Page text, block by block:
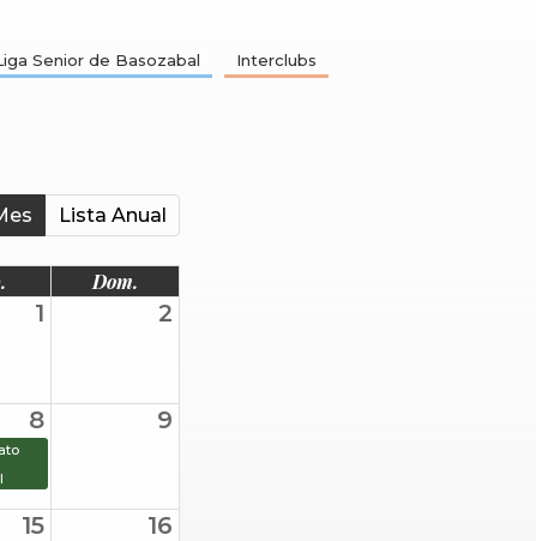
Senior de Basozabal Interclubs
Lista Anual
Dom.
1 2
8 9
15 16